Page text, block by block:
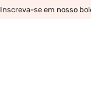
Inscreva-se em nosso